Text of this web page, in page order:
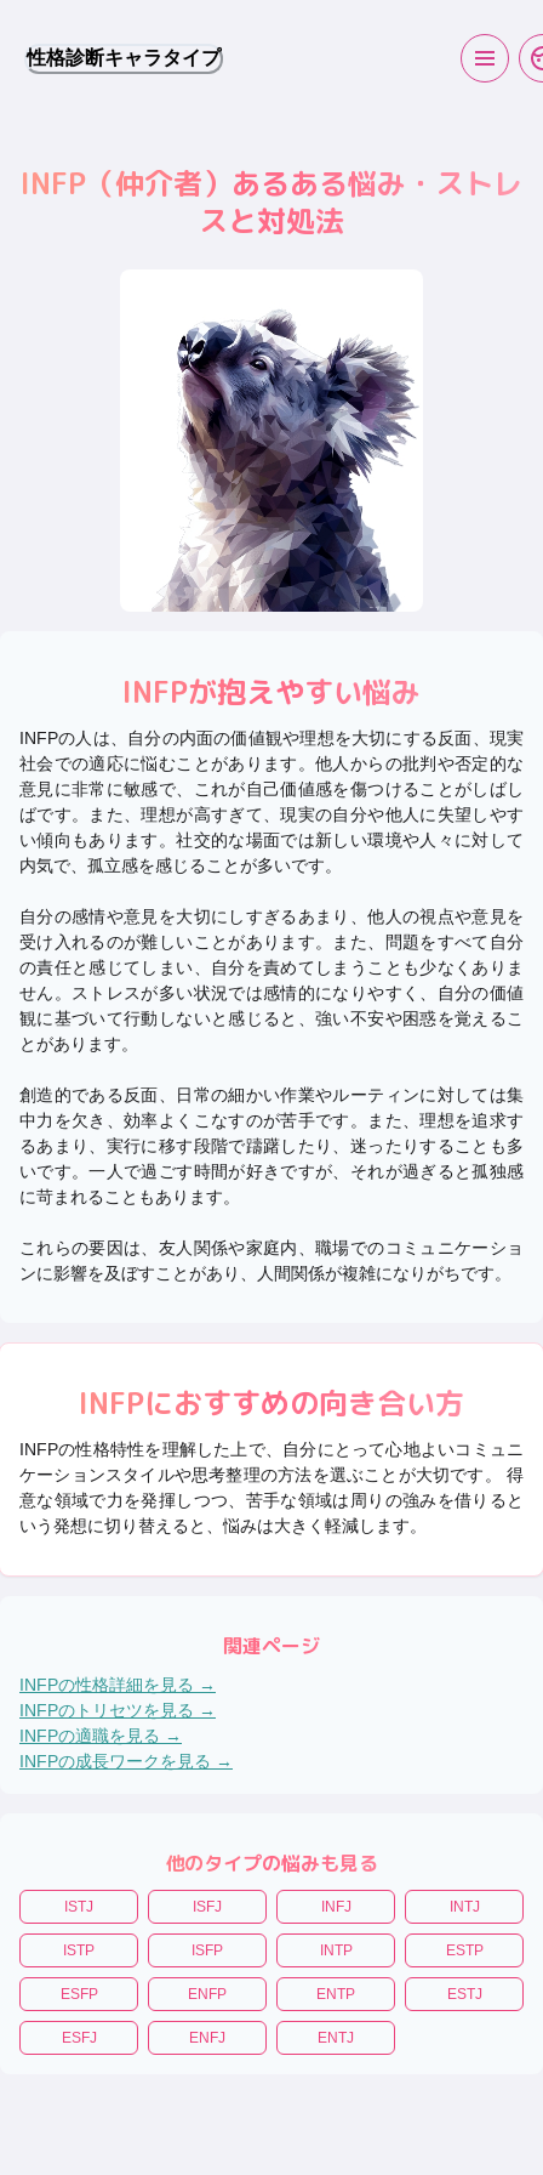
性格診断キャラタイプ
INFP （仲介者）あるある悩み・ストレ
スと対処法
INFPが抱えやすい悩み
INFPの人は、自分の内面の価値観や理想を大切にする反面、現実
社会での適応に悩むことがあります。他人からの批判や否定的な
意見に非常に敏感で、これが自己価値感を傷つけることがしばし
ばです。また、理想が高すぎて、現実の自分や他人に失望しやす
い傾向もあります。社交的な場面では新しい環境や人々に対して
内気で、孤立感を感じることが多いです。
自分の感情や意見を大切にしすぎるあまり、他人の視点や意見を
受け入れるのが難しいことがあります。また、問題をすべて自分
の責任と感じてしまい、自分を責めてしまうことも少なくありま
せん。ストレスが多い状況では感情的になりやすく、自分の価値
観に基づいて行動しないと感じると、強い不安や困惑を覚えるこ
とがあります。
創造的である反面、日常の細かい作業やルーティンに対しては集
中力を欠き、効率よくこなすのが苦手です。また、理想を追求す
るあまり、実行に移す段階で躊躇したり、迷ったりすることも多
いです。一人で過ごす時間が好きですが、それが過ぎると孤独感
に苛まれることもあります。
これらの要因は、友人関係や家庭内、職場でのコミュニケーショ
ンに影響を及ぼすことがあり、人間関係が複雑になりがちです。
INFPにおすすめの向き合い方
INFPの性格特性を理解した上で、自分にとって心地よいコミュニ
ケーションスタイルや思考整理の方法を選ぶことが大切です。 得
意な領域で力を発揮しつつ、苦手な領域は周りの強みを借りると
いう発想に切り替えると、悩みは大きく軽減します。
関連ページ
INFPの性格詳細を見る →
INFPのトリセツを見る →
INFPの適職を見る →
INFPの成長ワークを見る →
他のタイプの悩みも見る
ISTJ ISFJ INFJ INTJ
ISTP ISFP INTP ESTP
ESFP ENFP ENTP ESTJ
ESFJ ENFJ ENTJ